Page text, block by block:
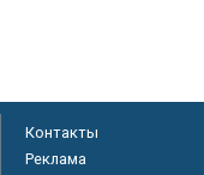
Контакты
Реклама